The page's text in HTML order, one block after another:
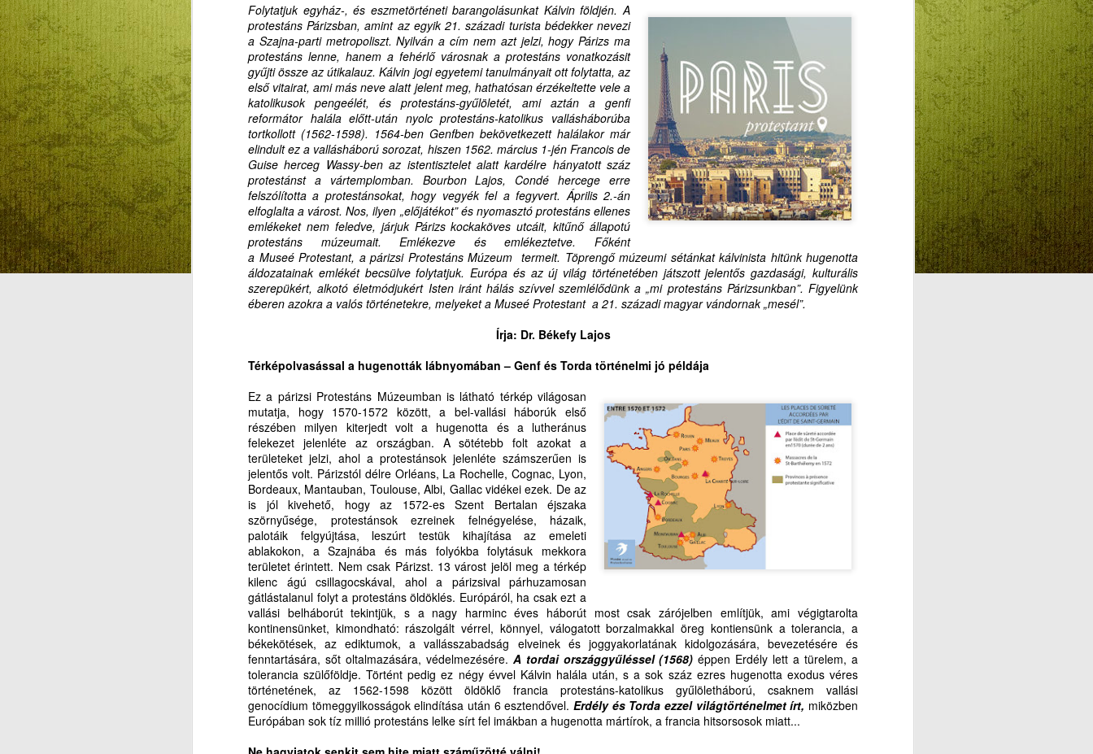
Folytatjuk egyház-, és eszmetörténeti barangolásunkat Kálvin földjén. A
protestáns Párizsban, amint az egyik 21. századi turista bédekker nevezi
a Szajna-parti metropoliszt. Nyilván a cím nem azt jelzi, hogy Párizs ma
protestáns lenne, hanem a fehérlő városnak a protestáns vonatkozásit
gyűjti össze az útikalauz. Kálvin jogi egyetemi tanulmányait ott folytatta, az
első vitairat, ami más neve alatt jelent meg, hathatósan érzékeltette vele a
katolikusok pengeélét, és protestáns-gyűlöletét, ami aztán a genfi
reformátor halála előtt-után nyolc protestáns-katolikus vallásháborúba
tortkollott (1562-1598). 1564-ben Genfben bekövetkezett halálakor már
elindult ez a vallásháború sorozat, hiszen 1562. március 1-jén Francois de
Guise herceg Wassy-ben az istentisztelet alatt kardélre hányatott száz
protestánst a vártemplomban. Bourbon Lajos, Condé hercege erre
felszólította a protestánsokat, hogy vegyék fel a fegyvert. Április 2.-án
elfoglalta a várost. Nos, ilyen „előjátékot” és nyomasztó protestáns ellenes
emlékeket nem feledve, járjuk Párizs kockaköves utcáit, kitűnő állapotú
protestáns múzeumait. Emlékezve és emlékeztetve. Főként
a Museé Protestant, a párizsi Protestáns Múzeum termeit. Töprengő múzeumi sétánkat kálvinista hitünk hugenotta
áldozatainak emlékét becsülve folytatjuk. Európa és az új világ történetében játszott jelentős gazdasági, kulturális
szerepükért, alkotó életmódjukért Isten iránt hálás szívvel szemlélődünk a „mi protestáns Párizsunkban”. Figyelünk
éberen azokra a valós történetekre, melyeket a Museé Protestant a 21. századi magyar vándornak „mesél”.
Írja: Dr. Békefy Lajos
Térképolvasással a hugenották lábnyomában – Genf és Torda történelmi jó példája
Ez a párizsi Protestáns Múzeumban is látható térkép világosan
mutatja, hogy 1570-1572 között, a bel-vallási háborúk első
részében milyen kiterjedt volt a hugenotta és a lutheránus
felekezet jelenléte az országban. A sötétebb folt azokat a
területeket jelzi, ahol a protestánsok jelenléte számszerűen is
jelentős volt. Párizstól délre Orléans, La Rochelle, Cognac, Lyon,
Bordeaux, Mantauban, Toulouse, Albi, Gallac vidékei ezek. De az
is jól kivehető, hogy az 1572-es Szent Bertalan éjszaka
szörnyűsége, protestánsok ezreinek felnégyelése, házaik,
palotáik felgyújtása, leszúrt testük kihajítása az emeleti
ablakokon, a Szajnába és más folyókba folytásuk mekkora
területet érintett. Nem csak Párizst. 13 várost jelöl meg a térkép
kilenc ágú csillagocskával, ahol a párizsival párhuzamosan
gátlástalanul folyt a protestáns öldöklés. Európáról, ha csak ezt a
vallási belháborút tekintjük, s a nagy harminc éves háborút most csak zárójelben említjük, ami végigtarolta
kontinensünket, kimondható: rászolgált vérrel, könnyel, válogatott borzalmakkal öreg kontiensünk a tolerancia, a
békekötések, az ediktumok, a vallásszabadság elveinek és joggyakorlatának kidolgozására, bevezetésére és
fenntartására, sőt oltalmazására, védelmezésére. A tordai országgyűléssel (1568)éppen Erdély lett a türelem, a
tolerancia szülőföldje. Történt pedig ez négy évvel Kálvin halála után, s a sok száz ezres hugenotta exodus véres
történetének, az 1562-1598 között öldöklő francia protestáns-katolikus gyűlöletháború, csaknem vallási
genocídium tömeggyilkosságok elindítása után 6 esztendővel. Erdély és Torda ezzel világtörténelmet írt, miközben
Európában sok tíz millió protestáns lelke sírt fel imákban a hugenotta mártírok, a francia hitsorsosok miatt...
AUG
5
A FORRÓ
NAPOKBAN IS
TANULHATUNK
VALAMIT…
KÜTYÜMENTES
NYÁRI NAPIREND
ANALÓG
SZABADSÁGBAN
A FORRÓ NAPOKBAN IS
TANULHATUNK VALAMIT…
KÜTYÜMENTES NYÁRI
NAPIREND ANALÓG
SZABADSÁGBAN
Emberlétünk legnagyobb
adománya Isten és a páratlan
lehetőség: beszélhetünk Hozzá, s
meghallhatjuk beszédét hozzánk.
Különösképpen is nagy segítség a
klímaváltozás okozta forróságban
a figyelemelterelés. Fontos a
katasztrófa-, és pánik
újságírástól, médiától, a
politikumtól túlzsúfolt és gyakran
túldramatizált álhírzuhatagoktól
elvonni figyelmünket valami
AUG
5
BESZÉLŐ KÉPEK
HÁROM NYELVEN:
SZENTLÉLEK ÉLŐ
INTELLIGENCIÁRÓL
KONTRA
MESTERSÉGES
INTELLIGENCIÁRÓL
GYEREKEKNEK,
FELNŐTTEKNEK
BESZÉLŐ KÉPEK:
SZENTLÉLEK ÉLŐ
INTELLIGENCIÁRÓL KONTRA
MESTERSÉGES
INTELLIGENCIÁRÓL
SPEAKING PICTURES: THE
HOLY SPIRIT VERSUS
ARTIFICIAL INTELLIGENCE FOR
CHILDREN AND ADULTS
IMMAGINI PARLANTI:
L'INTELLIGENZA VIVA DELLO
SPIRITO SANTO CONTRO
L'INTELLIGENZA ARTIFICIALE
PER BAMBINI E ADULTI
A mesterséges intelligencia
korában még inkább szüksége
van mindannyiunknak az
elidegenülés ellen ható Isten-adta,
élő Szentlélek intelligenciára, lelki
kult
AUG
4
BESZÉLŐ KÉPEK:
SZENTLÉLEK ÉLŐ
INTELLIGENCIÁRÓL
KONTRA
MESTERSÉGES
INTELLIGENCIÁRÓL
GYEREKEKNEK,
FELNŐTTEKNEK,
CSALÁDOKNAK (2.)
"A mesterséges intelligencia
korában még inkább szüksége
van mindannyiunknak az
elidegenülés ellen ható Isten-adta
intelligenciára, lelki kultúrára, a
hitre, kitartó reményre, létezés-
szeretetre.
AUG
4
Beszélő képek:
Szentlélek
intelligenciáról kontra
Mesterséges
Intelligenciáról
felnőtteknek,
gyermekeknek
3
SZÜLETÉSNAPI KÖSZÖNTŐ - ELHOZTAD
MAGADDAL A MÓZES-HEGY SZENTSÉG-ILLATÁT
SZÜLETÉSNAPI KÖSZÖNTŐ
ELHOZTAD SOK KÁRPÁT-HAZAI GYÜLEKEZETNEK, ÉS NEKEM IS
A MÓZES-HEGY SZENTSÉG-ILLATÁT
Kedves Klaudia! Két világrajövetelt éltél meg, a harmadik még hátra
van. A biológiait, aminek napját, augusztus 4-ét ma ünnepeljük, s
megemlékezve Édesanyádról és Édesapádról is.
AUG
3
MI MÁR ILYEN CSALÁD VAGYUNK – KIVIRÁGZIK A
SZÓ LELKÜNKBEN ÉS LAPTOPUNKON IS
SPIRITUÁLIS SZÜLINAPI BALLADÁVÁ
MI MÁR ILYEN CSALÁD VAGYUNK – KIVIRÁGZIK A SZÓ
LELKÜNKBEN ÉS LAPTOPUNKON IS
SPIRITUÁLIS SZÜLINAPI BALLADÁVÁ
ISTENÜNK KIFÜRKÉSZHETETLEN AKARATÁBÓL
SZÜLETÉSNAPUNK KÉT EGYMÁST KÖVETŐ NAPRA,
AUGUSZTUS 3-4-RE ESIK FÖLDI ÚTUNK VÉGÉIG.
Sok kedves testvéri, rokoni, baráti,
hit-, és eszmetársi jókívánságért hálát adva
Urunknak, egyfelől az alábbi balladával kívánom
köszönteni zarándoktársamat,
AUG
2
KINCS, SZÉP GYÖNGYÖK, ÖRÖM LÉLEK-
HARMATOS VASÁRNAPJÁRA - LEVELEK AZ
ÜVEGTENGER MELLŐL (5.)
LEVELEK AZ ÜVEGTENGER MELLŐL
(5.)
KINCS, SZÉP GYÖNGYÖK, ÖRÖM LÉLEK-HARMATOS
VASÁRNAPJÁRA
Mióta Isten Szentlelke megajándékozott a lelki perspektívaváltás